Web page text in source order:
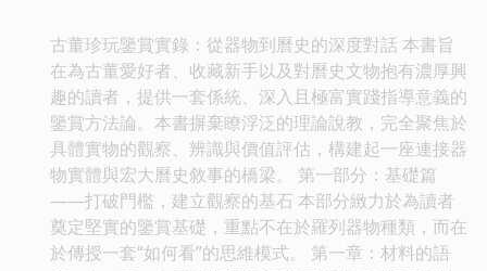
古董珍玩鑒賞實錄：從器物到曆史的深度對話 本書旨
在為古董愛好者、收藏新手以及對曆史文物抱有濃厚興
趣的讀者，提供一套係統、深入且極富實踐指導意義的
鑒賞方法論。本書摒棄瞭浮泛的理論說教，完全聚焦於
具體實物的觀察、辨識與價值評估，構建起一座連接器
物實體與宏大曆史敘事的橋梁。 第一部分：基礎篇
——打破門檻，建立觀察的基石 本部分緻力於為讀者
奠定堅實的鑒賞基礎，重點不在於羅列器物種類，而在
於傳授一套“如何看”的思維模式。 第一章：材料的語